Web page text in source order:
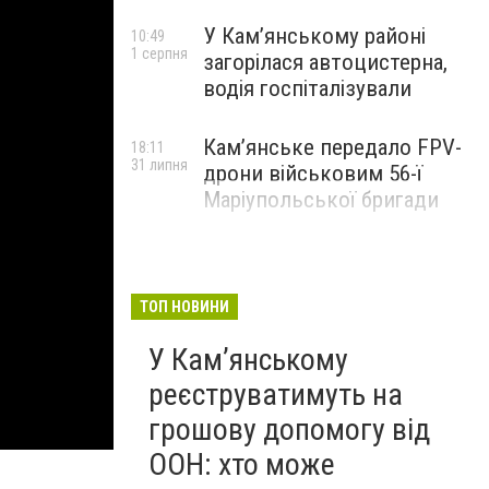
У Кам’янському районі
загорілася автоцистерна,
водія госпіталізували
10:49
1 серпня
Кам’янське передало FPV-
дрони військовим 56-ї
Маріупольської бригади
18:11
31 липня
ТОП НОВИНИ
У Кам’янському
реєструватимуть на
грошову допомогу від
ООН: хто може